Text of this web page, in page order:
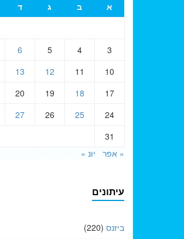
א
ב ג ד
3
4
5
6
10
11
12
13
17
18
19
20
24
25
26
27
31
« אפר
יונ »
עיתונים
ביזנס (220)